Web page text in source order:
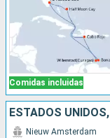
Comidas incluidas
ESTADOS
Nieuw Amsterdam